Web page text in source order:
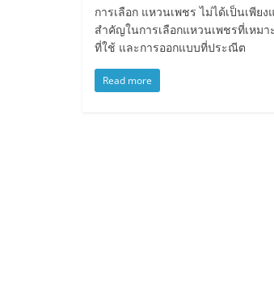
การเลือก แหวนเพชร ไม่ได้เป็นเพี
สำคัญในการเลือกแหวนเพชรที่เหม
ที่ใช้ และการออกแบบที่ประณีต
Read more